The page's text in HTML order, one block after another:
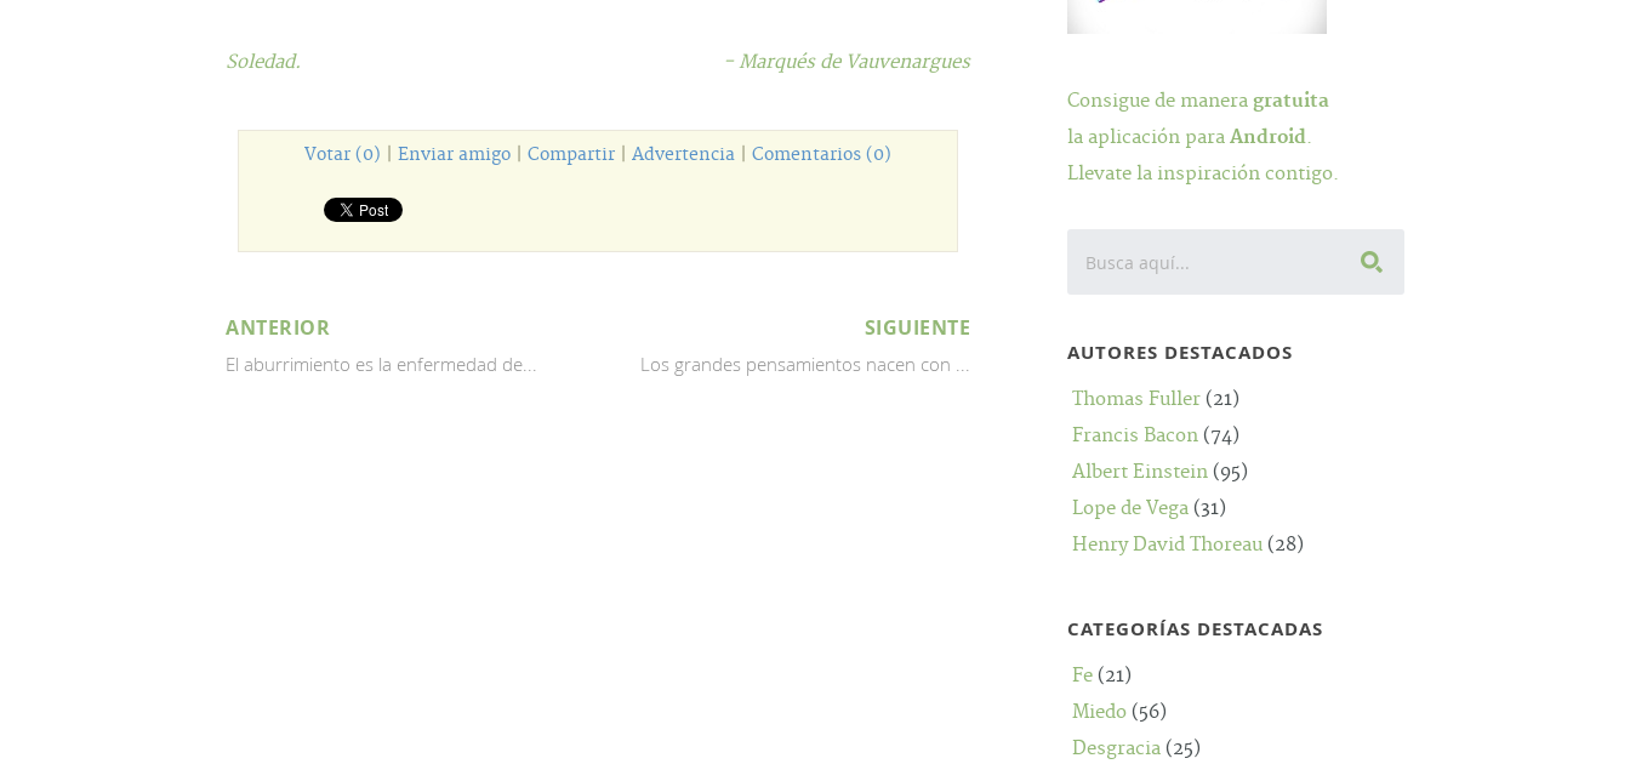
Soledad. - Marqués de Vauvenargues
Votar (0) Enviar amigo Compartir Advertencia Comentarios (0)
ANTERIOR
El aburrimiento es la enfermedad de...
SIGUIENTE
Los grandes pensamientos nacen con ...
Consigue de maneragratuita
la aplicación paraAndroid.
Llevate la inspiración contigo.
AUTORES DESTACADOS
Thomas Fuller (21)
Francis Bacon (74)
Albert Einstein (95)
Lope de Vega (31)
Henry David Thoreau (28)
CATEGORÍAS DESTACADAS
Fe (21)
Miedo (56)
Desgracia (25)